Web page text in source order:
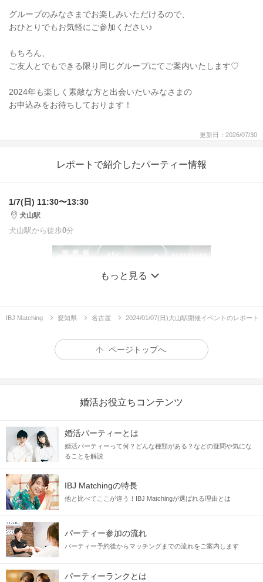
グループのみなさまでお楽しみいただけるので、
おひとりでもお気軽にご参加ください♪
もちろん、
ご友人とでもできる限り同じグループにてご案内いたします♡
2024年も楽しく素敵な方と出会いたいみなさまの
お申込みをお待ちしております！
更新日：2026/07/30
レポートで紹介したパーティー情報
1/7(日) 11:30〜13:30
犬山駅
犬山駅から徒歩0分
1 2 3 4
【2024年！初詣×恋活in犬山城下町】
ハイスペックなリードしたい男性を募集
最大12名程度 今だけ！季節限定企画
2024年！謹賀新年♡初詣！！
もっと見る
IBJ Matching 愛知県 名古屋 2024/01/07(日)犬山駅開催イベントのレポート
ページトップへ
婚活お役立ちコンテンツ
婚活パーティーとは
婚活パーティーって何？どんな種類がある？などの疑問や気にな
ることを解説
IBJ Matchingの特長
他と比べてここが違う！IBJ Matchingが選ばれる理由とは
パーティー参加の流れ
パーティー予約後からマッチングまでの流れをご案内します
パーティーランクとは